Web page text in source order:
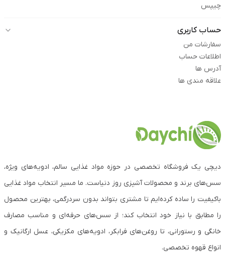
چیپس
حساب کاربری
سفارشات من
اطلاعات حساب
آدرس ها
علاقه مندی ها
دیچی یک فروشگاه تخصصی در حوزه مواد غذایی سالم، ادویه‌های ویژه،
سس‌های برند و محصولات آشپزی روز دنیاست. ما مسیر انتخاب مواد غذایی
باکیفیت را ساده کرده‌ایم تا مشتری بتواند بدون سردرگمی، بهترین محصول
را مطابق با نیاز خود انتخاب کند؛ از سس‌های حرفه‌ای و مناسب مصارف
خانگی و رستورانی، تا روغن‌های فرابکر، ادویه‌های مکزیکی، عسل ارگانیک و
انواع قهوه تخصصی.